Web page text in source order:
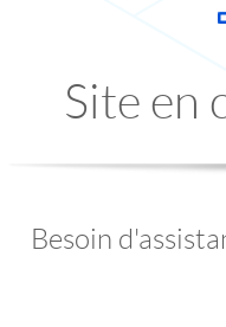
Site en
Besoin